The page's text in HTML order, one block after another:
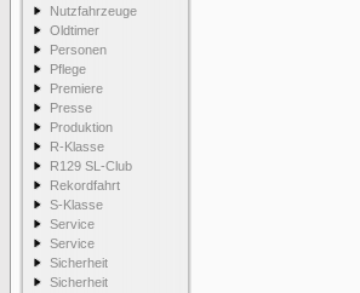
Nutzfahrzeuge
Oldtimer
Personen
Pflege
Premiere
Presse
Produktion
R-Klasse
R129 SL-Club
Rekordfahrt
S-Klasse
Service
Service
Sicherheit
Sicherheit